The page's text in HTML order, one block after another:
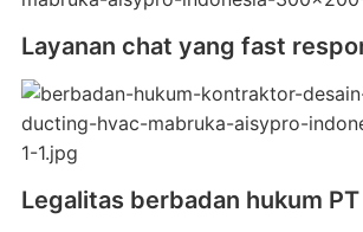
Layanan chat yang fast
Legalitas berbadan hukum PT